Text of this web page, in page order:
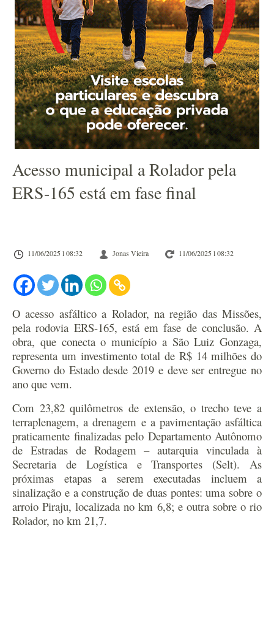
Acesso municipal a Rolador pela
ERS-165 está em fase final
11/06/2025 l 08:32 Jonas Vieira 11/06/2025 l 08:32
O acesso asfáltico a Rolador, na região das Missões,
pela rodovia ERS-165, está em fase de conclusão. A
obra, que conecta o município a São Luiz Gonzaga,
representa um investimento total de R$ 14 milhões do
Governo do Estado desde 2019 e deve ser entregue no
ano que vem.
Com 23,82 quilômetros de extensão, o trecho teve a
terraplenagem, a drenagem e a pavimentação asfáltica
praticamente finalizadas pelo Departamento Autônomo
de Estradas de Rodagem – autarquia vinculada à
Secretaria de Logística e Transportes (Selt). As
próximas etapas a serem executadas incluem a
sinalização e a construção de duas pontes: uma sobre o
arroio Piraju, localizada no km 6,8; e outra sobre o rio
Rolador, no km 21,7.